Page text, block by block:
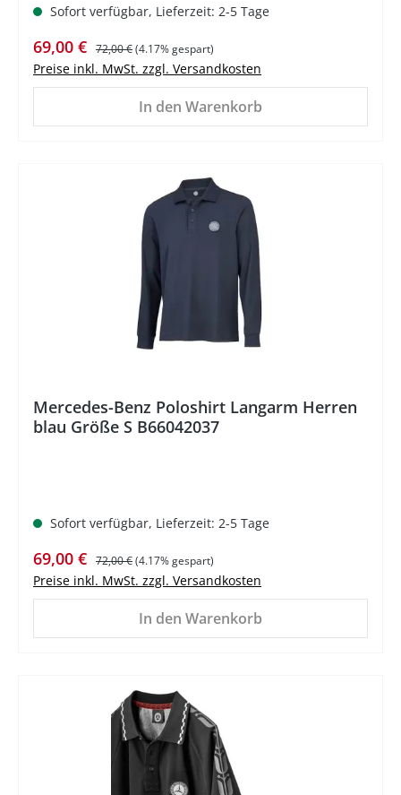
Sofort verfügbar, Lieferzeit: 2-5 Tage
Verkaufspreis:
69,00 € Regulärer Preis:
72,00 €(4.17% gespart)
Preise inkl. MwSt. zzgl. Versandkosten
In den Warenkorb
Mercedes-Benz Poloshirt Langarm Herren
blau Größe S B66042037
Sofort verfügbar, Lieferzeit: 2-5 Tage
Verkaufspreis:
69,00 € Regulärer Preis:
72,00 €(4.17% gespart)
Preise inkl. MwSt. zzgl. Versandkosten
In den Warenkorb